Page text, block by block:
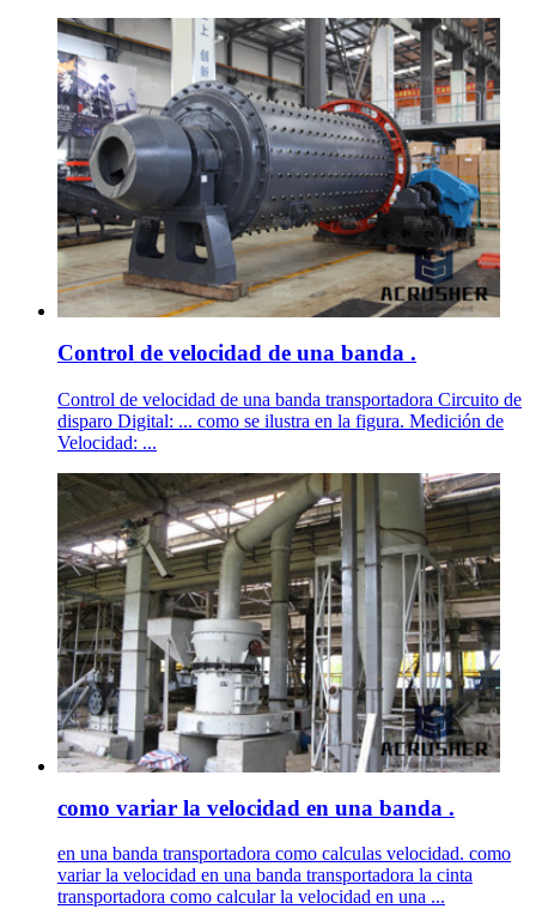
Control de velocidad de una banda .
Control de velocidad de una banda transportadora Circuito de
disparo Digital: ... como se ilustra en la figura. Medición de
Velocidad: ...
como variar la velocidad en una banda .
en una banda transportadora como calculas velocidad. como
variar la velocidad en una banda transportadora la cinta
transportadora como calcular la velocidad en una ...